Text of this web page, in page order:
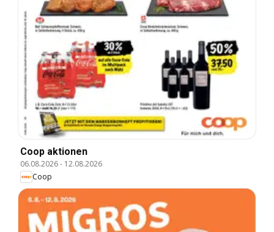
Coop aktionen
06.08.2026- 12.08.2026
Coop